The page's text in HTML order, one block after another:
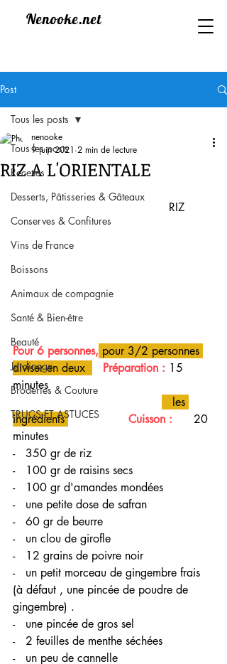
Nenooke.net
Post
Tous les posts
Recettes
Desserts, Pâtisseries & Gâteaux
Conserves & Confitures
Vins de France
Boissons
Animaux de compagnie
Santé & Bien-être
Beauté
Jardinage
Broderies & Couture
TRUCS ET ASTUCES
Tous les posts
RIZ A L'ORIENTALE
nenooke
9 juin 2021 2 min de lecture
                                            RIZ
Pour 6 personnes, pour 3/2 personnes
diviser en deux
Préparation : 15
minutes
   les
ingrédients
Cuisson :
     20
minutes
-   350 gr de riz
-   100 gr de raisins secs
-   100 gr d'amandes mondées
-   une petite dose de safran
-   60 gr de beurre
-   un clou de girofle
-   12 grains de poivre noir
-   un petit morceau de gingembre frais
(à défaut , une pincée de poudre de
gingembre) .
-   une pincée de gros sel
-   2 feuilles de menthe séchées
-   un peu de cannelle